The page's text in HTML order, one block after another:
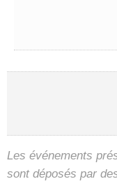
Les événements
sont déposés par